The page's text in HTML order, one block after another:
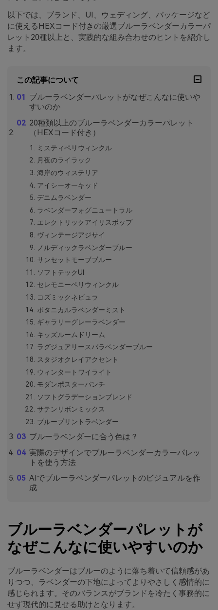
以下では、ブランド、UI、ウェディング、パッケージなど
に使えるHEXコード付きの厳選ブルーラベンダーカラーパ
レット20種以上と、実践的な組み合わせのヒントを紹介し
ます。
この記事について
ブルーラベンダーパレットがなぜこんなに使いや
すいのか
20種類以上のブルーラベンダーカラーパレット
（HEXコード付き）
ミスティペリウィンクル
月夜のライラック
海岸のウィステリア
アイシーオーキッド
デニムラベンダー
ラベンダーフォグニュートラル
エレクトリックアイリスポップ
ヴィンテージアジサイ
ノルディックラベンダーブルー
サンセットモーブブルー
ソフトテックUI
セレモニーペリウィンクル
コズミックネビュラ
ボタニカルラベンダーミスト
ギャラリーグレーラベンダー
キッズルームドリーム
ラグジュアリースパラベンダーブルー
スタジオクレイアクセント
ウィンタートワイライト
モダンポスターパンチ
ソフトグラデーションブレンド
サテンリボンミックス
ブループリントラベンダー
ブルーラベンダーに合う色は？
実際のデザインでブルーラベンダーカラーパレッ
トを使う方法
AIでブルーラベンダーパレットのビジュアルを作
成
ブルーラベンダーパレットが
なぜこんなに使いやすいのか
ブルーラベンダーはブルーのように落ち着いて信頼感があ
りつつ、ラベンダーの下地によってよりやさしく感情的に
感じられます。そのバランスがブランドを冷たく事務的に
せず現代的に見せる助けとなります。